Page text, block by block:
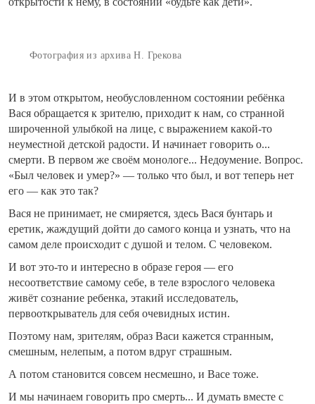
Фотография из архива Н. Грекова
И в этом открытом, необусловленном состоянии ребёнка
Вася обращается к зрителю, приходит к нам, со странной
широченной улыбкой на лице, с выражением какой-то
неуместной детской радости. И начинает говорить о...
смерти. В первом же своём монологе... Недоумение. Вопрос.
«Был человек и умер?» — только что был, и вот теперь нет
его — как это так?
Вася не принимает, не смиряется, здесь Вася бунтарь и
еретик, жаждущий дойти до самого конца и узнать, что на
самом деле происходит с душой и телом. С человеком.
И вот это-то и интересно в образе героя — его
несоответствие самому себе, в теле взрослого человека
живёт сознание ребенка, этакий исследователь,
первооткрыватель для себя очевидных истин.
Поэтому нам, зрителям, образ Васи кажется странным,
смешным, нелепым, а потом вдруг страшным.
А потом становится совсем несмешно, и Васе тоже.
И мы начинаем говорить про смерть... И думать вместе с